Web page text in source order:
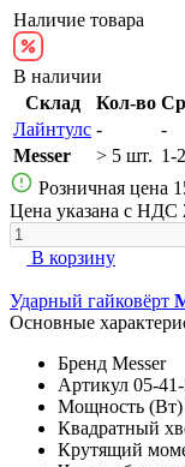
Наличие товара
В наличии
Склад
Кол-во
Лайнтулс -
-
Messer
> 5 шт. 1-
Розничная цена
Цена указана с НДС
В корзину
Ударный гайковёрт
Основные
Бренд Messer
Артикул 05-41-
Мощность (Вт)
Квадратный
Крутящий